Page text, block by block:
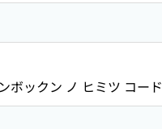
ボックン ノ ヒミツ コード